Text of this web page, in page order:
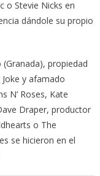
o Stevie Nicks en
dándole su propio
propiedad
y afamado
N’ Roses, Kate
Draper, productor
o The
se hicieron en el